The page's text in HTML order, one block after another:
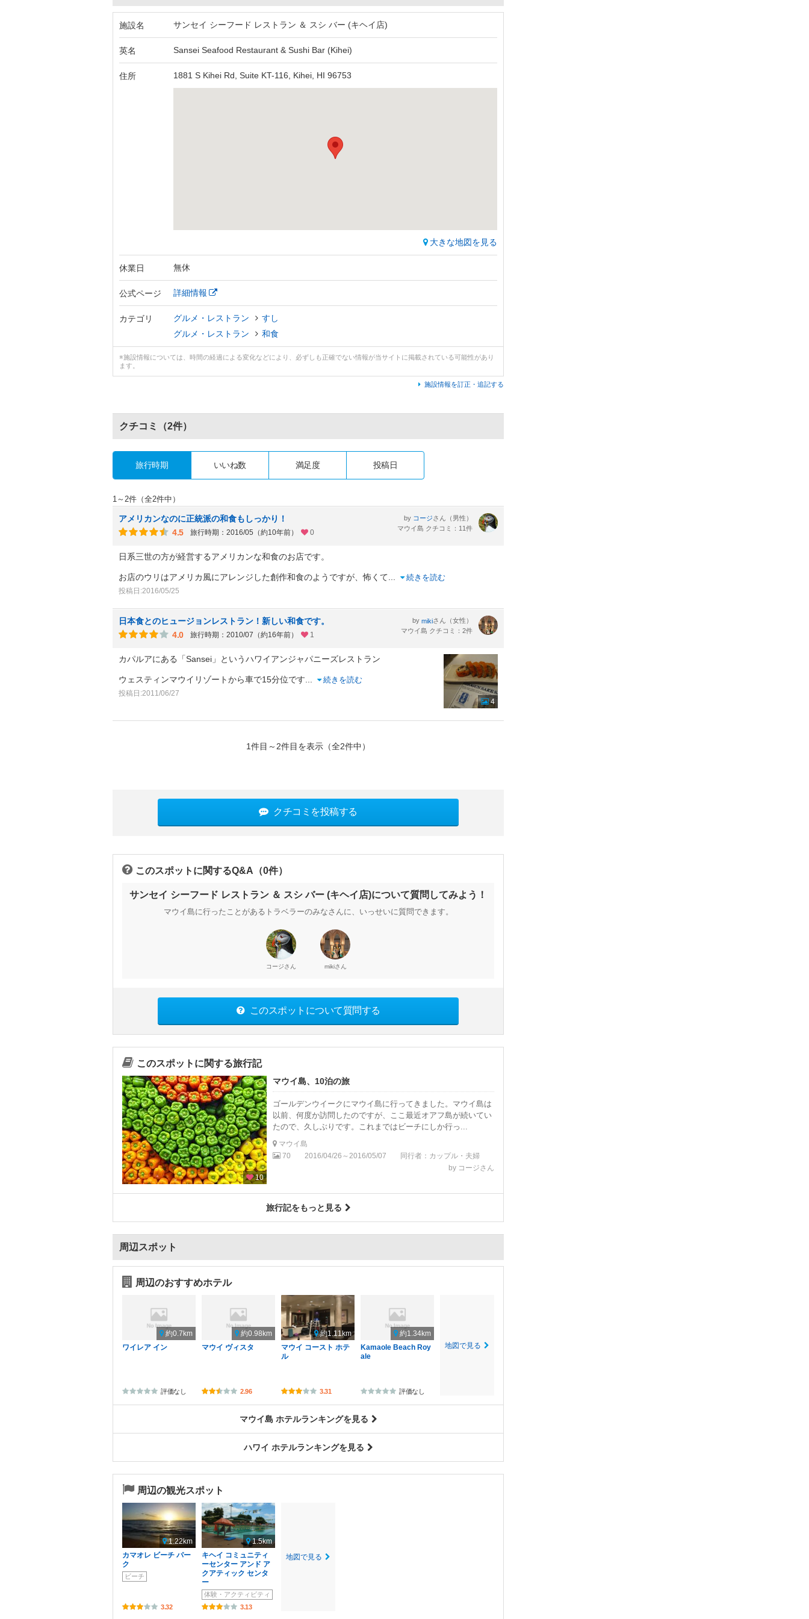
施設名 サンセイ シーフード レストラン ＆ スシ バー (キヘイ店)
英名 Sansei Seafood Restaurant & Sushi Bar (Kihei)
住所 1881 S Kihei Rd, Suite KT-116, Kihei, HI 96753
大きな地図を見る
休業日 無休
公式ページ 詳細情報
カテゴリ グルメ・レストラン
すし
グルメ・レストラン
和食
※施設情報については、時間の経過による変化などにより、必ずしも正確でない情報が当サイトに掲載されている可能性があり
ます。
施設情報を訂正・追記する
クチコミ （2件）
旅行時期 いいね数 満足度 投稿日
1～2件（全2件中）
アメリカンなのに正統派の和食もしっかり！
4.5
旅行時期：2016/05（約10年前） 0
by コージさん（男性）
マウイ島 クチコミ：11件
日系三世の方が経営するアメリカンな和食のお店です。
お店のウリはアメリカ風にアレンジした創作和食のようですが、怖くて 続きを読む
投稿日:2016/05/25
日本食とのヒュージョンレストラン！新しい和食です。
4.0
旅行時期：2010/07（約16年前） 1
by mikiさん（女性）
マウイ島 クチコミ：2件
カパルアにある「Sansei」というハワイアンジャパニーズレストラン
ウェスティンマウイリゾートから車で15分位です 続きを読む
投稿日:2011/06/27
4
1件目～2件目を表示（全2件中）
クチコミを投稿する
このスポットに関するQ&A（0件）
サンセイ シーフード レストラン ＆ スシ バー (キヘイ店)について質問してみよう！
マウイ島に行ったことがあるトラベラーのみなさんに、いっせいに質問できます。
コージさん mikiさん
このスポットについて質問する
このスポットに関する旅行記
10
マウイ島、10泊の旅
ゴールデンウイークにマウイ島に行ってきました。マウイ島は
以前、何度か訪問したのですが、ここ最近オアフ島が続いてい
たので、久しぶりです。これまではビーチにしか行っ...
マウイ島
70
2016/04/26～2016/05/07
同行者：カップル・夫婦
by コージさん
旅行記をもっと見る
周辺スポット
周辺のおすすめホテル
約0.7km
ワイレア イン
評価なし
約0.98km
マウイ ヴィスタ
2.96
約1.11km
マウイ コースト ホテ
ル
3.31
約1.34km
Kamaole Beach Roy
ale
評価なし
地図で見る
マウイ島 ホテルランキングを見る
ハワイ ホテルランキングを見る
周辺の観光スポット
1.22km
カマオレ ビーチ パー
ク
ビーチ
3.32
1.5km
キヘイ コミュニティ
ーセンター アンド ア
クアティック センタ
ー
体験・アクティビティ
3.13
地図で見る